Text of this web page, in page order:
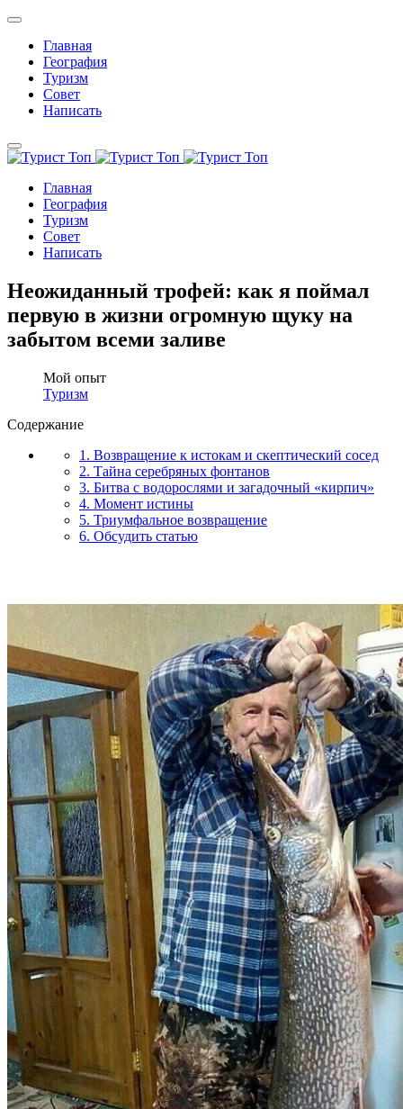
Главная
География
Туризм
Совет
Написать
Главная
География
Туризм
Совет
Написать
Неожиданный трофей: как я поймал
первую в жизни огромную щуку на
забытом всеми заливе
Мой опыт
Туризм
Содержание
1. Возвращение к истокам и скептический сосед
2. Тайна серебряных фонтанов
3. Битва с водорослями и загадочный «кирпич»
4. Момент истины
5. Триумфальное возвращение
6. Обсудить статью